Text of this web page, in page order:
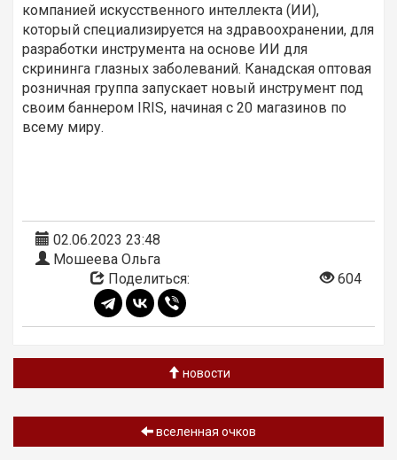
компанией искусственного интеллекта (ИИ),
который специализируется на здравоохранении, для
разработки инструмента на основе ИИ для
скрининга глазных заболеваний. Канадская оптовая
розничная группа запускает новый инструмент под
своим баннером IRIS, начиная с 20 магазинов по
всему миру.
02.06.2023 23:48
Мошеева Ольга
Поделиться:
604
новости
вселенная очков